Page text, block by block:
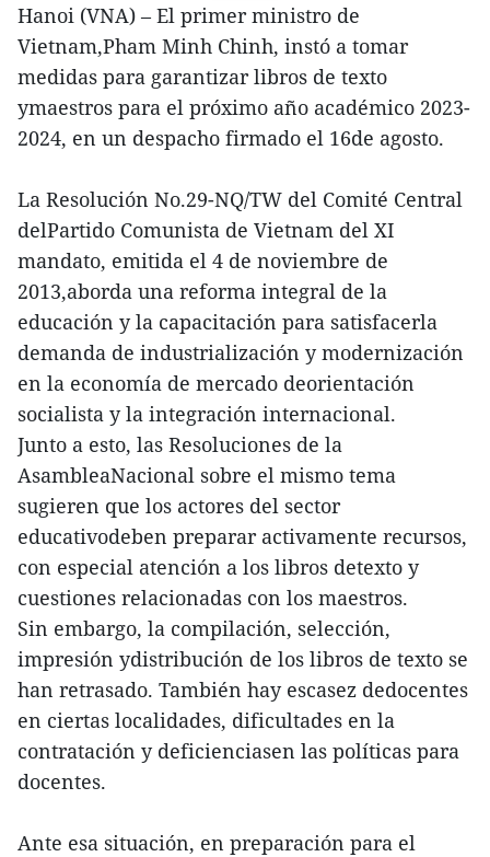
Hanoi (VNA) – El primer ministro de
Vietnam,Pham Minh Chinh, instó a tomar
medidas para garantizar libros de texto
ymaestros para el próximo año académico 2023-
2024, en un despacho firmado el 16de agosto.
La Resolución No.29-NQ/TW del Comité Central
delPartido Comunista de Vietnam del XI
mandato, emitida el 4 de noviembre de
2013,aborda una reforma integral de la
educación y la capacitación para satisfacerla
demanda de industrialización y modernización
en la economía de mercado deorientación
socialista y la integración internacional.
Junto a esto, las Resoluciones de la
AsambleaNacional sobre el mismo tema
sugieren que los actores del sector
educativodeben preparar activamente recursos,
con especial atención a los libros detexto y
cuestiones relacionadas con los maestros.
Sin embargo, la compilación, selección,
impresión ydistribución de los libros de texto se
han retrasado. También hay escasez dedocentes
en ciertas localidades, dificultades en la
contratación y deficienciasen las políticas para
docentes.
Ante esa situación, en preparación para el